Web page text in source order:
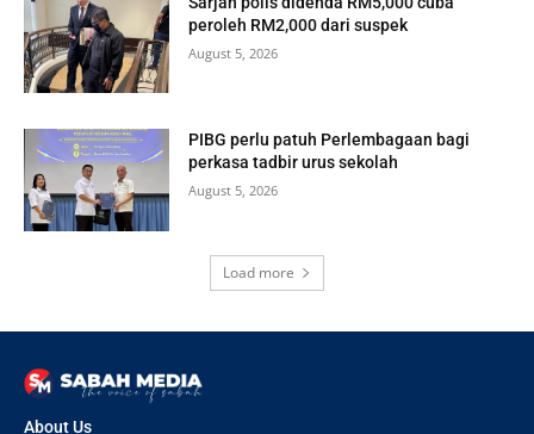
peroleh RM2,000 dari suspek
August 5, 2026
PIBG perlu patuh Perlembagaan bagi
perkasa tadbir urus sekolah
August 5, 2026
Load more
About Us